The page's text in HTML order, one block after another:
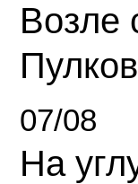
Возле
07/08
На